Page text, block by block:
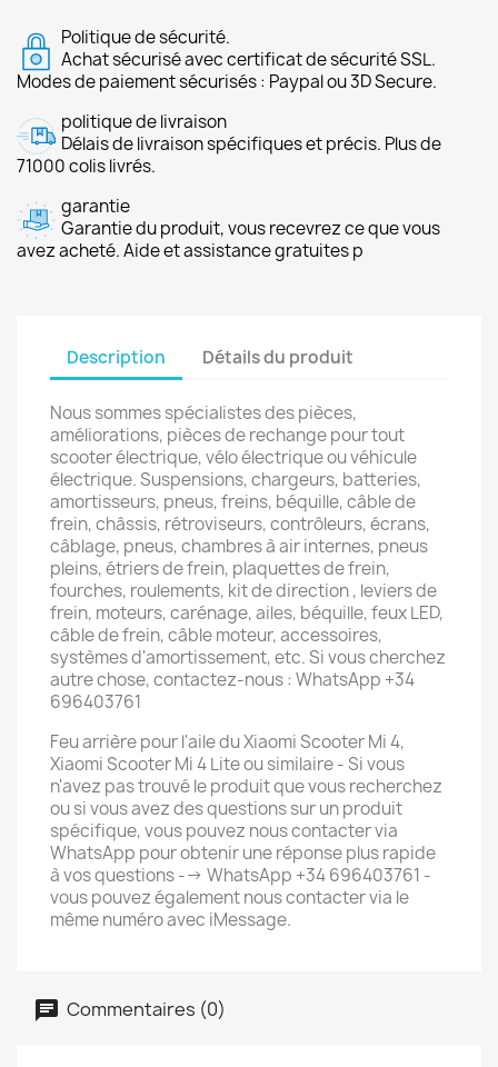
Politique de sécurité.
Achat sécurisé avec certificat de sécurité SSL.
Modes de paiement sécurisés : Paypal ou 3D Secure.
politique de livraison
Délais de livraison spécifiques et précis. Plus de
71000 colis livrés.
garantie
Garantie du produit, vous recevrez ce que vous
avez acheté. Aide et assistance gratuites p
Description Détails du produit
Nous sommes spécialistes des pièces,
améliorations, pièces de rechange pour tout
scooter électrique, vélo électrique ou véhicule
électrique. Suspensions, chargeurs, batteries,
amortisseurs, pneus, freins, béquille, câble de
frein, châssis, rétroviseurs, contrôleurs, écrans,
câblage, pneus, chambres à air internes, pneus
pleins, étriers de frein, plaquettes de frein,
fourches, roulements, kit de direction , leviers de
frein, moteurs, carénage, ailes, béquille, feux LED,
câble de frein, câble moteur, accessoires,
systèmes d'amortissement, etc. Si vous cherchez
autre chose, contactez-nous : WhatsApp +34
696403761
Feu arrière pour l'aile du Xiaomi Scooter Mi 4,
Xiaomi Scooter Mi 4 Lite ou similaire - Si vous
n'avez pas trouvé le produit que vous recherchez
ou si vous avez des questions sur un produit
spécifique, vous pouvez nous contacter via
WhatsApp pour obtenir une réponse plus rapide
à vos questions --> WhatsApp +34 696403761 -
vous pouvez également nous contacter via le
même numéro avec iMessage.
Commentaires (0)